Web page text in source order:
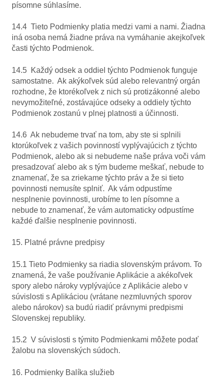
písomne súhlasíme.
14.4 Tieto Podmienky platia medzi vami a nami. Žiadna
iná osoba nemá žiadne práva na vymáhanie akejkoľvek
časti týchto Podmienok.
14.5 Každý odsek a oddiel týchto Podmienok funguje
samostatne. Ak akýkoľvek súd alebo relevantný orgán
rozhodne, že ktorékoľvek z nich sú protizákonné alebo
nevymožiteľné, zostávajúce odseky a oddiely týchto
Podmienok zostanú v plnej platnosti a účinnosti.
14.6 Ak nebudeme trvať na tom, aby ste si splnili
ktorúkoľvek z vašich povinností vyplývajúcich z týchto
Podmienok, alebo ak si nebudeme naše práva voči vám
presadzovať alebo ak s tým budeme meškať, nebude to
znamenať, že sa zriekame týchto práv a že si tieto
povinnosti nemusíte splniť. Ak vám odpustíme
nesplnenie povinnosti, urobíme to len písomne a
nebude to znamenať, že vám automaticky odpustíme
každé ďalšie nesplnenie povinnosti.
15. Platné právne predpisy
15.1 Tieto Podmienky sa riadia slovenským právom. To
znamená, že vaše používanie Aplikácie a akékoľvek
spory alebo nároky vyplývajúce z Aplikácie alebo v
súvislosti s Aplikáciou (vrátane nezmluvných sporov
alebo nárokov) sa budú riadiť právnymi predpismi
Slovenskej republiky.
15.2 V súvislosti s týmito Podmienkami môžete podať
žalobu na slovenských súdoch.
16. Podmienky Balíka služieb